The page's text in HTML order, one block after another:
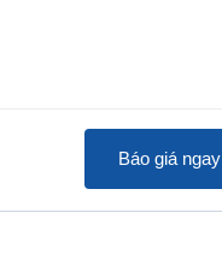
Báo giá ngay